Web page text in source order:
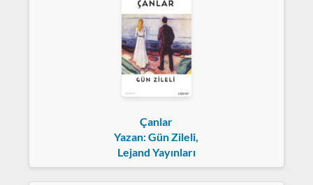
Çanlar
Yazan: Gün Zileli,
Lejand Yayınları